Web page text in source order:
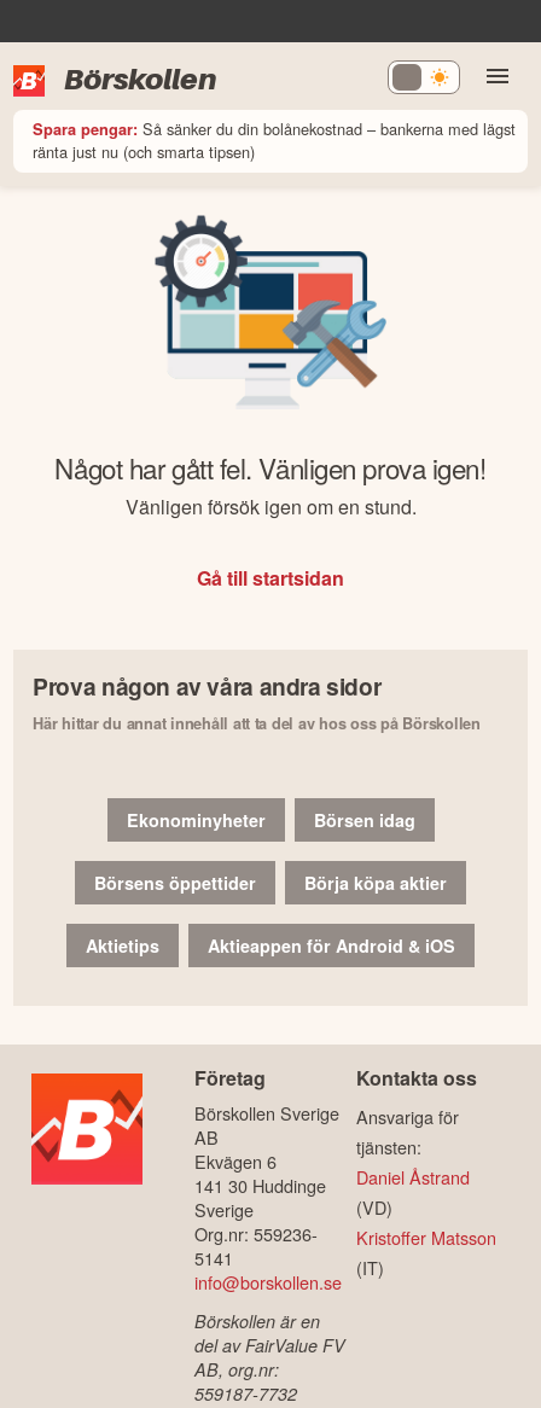
Börskollen
Spara pengar: Så sänker du din bolånekostnad – bankerna med lägst
ränta just nu (och smarta tipsen)
Något har gått fel. Vänligen prova igen!
Vänligen försök igen om en stund.
Gå till startsidan
Prova någon av våra andra sidor
Här hittar du annat innehåll att ta del av hos oss på Börskollen
Ekonominyheter Börsen idag
Börsens öppettider Börja köpa aktier
Aktietips Aktieappen för Android & iOS
Företag
Börskollen Sverige
AB
Ekvägen 6
141 30 Huddinge
Sverige
Org.nr: 559236-
5141
info@borskollen.se
Börskollen är en
del av FairValue FV
AB, org.nr:
559187-7732
Kontakta oss
Ansvariga för
tjänsten:
Daniel Åstrand
(VD)
Kristoffer Matsson
(IT)